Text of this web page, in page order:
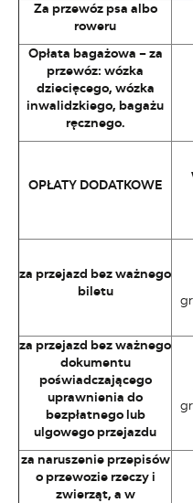
Za przewóz psa albo
roweru
Opłata bagażowa – za
przewóz: wózka
dziecięcego, wózka
inwalidzkiego, bagażu
ręcznego.
OPŁATY DODATKOWE
za przejazd bez ważnego
biletu
za przejazd bez ważnego
dokumentu
poświadczającego
uprawnienia do
bezpłatnego lub
ulgowego przejazdu
za naruszenie przepisów
o przewozie rzeczy i
zwierząt, a w